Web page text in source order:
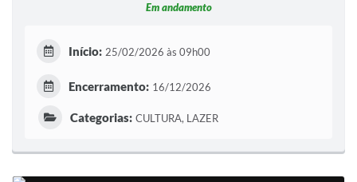
Em andamento
Início: 25/02/2026 às 09h00
Encerramento: 16/12/2026
Categorias: CULTURA, LAZER